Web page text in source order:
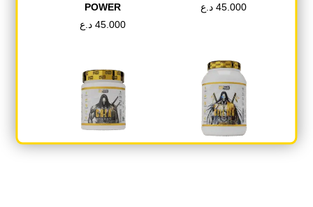
POWER
45.000 د.ع
45.000 د.ع